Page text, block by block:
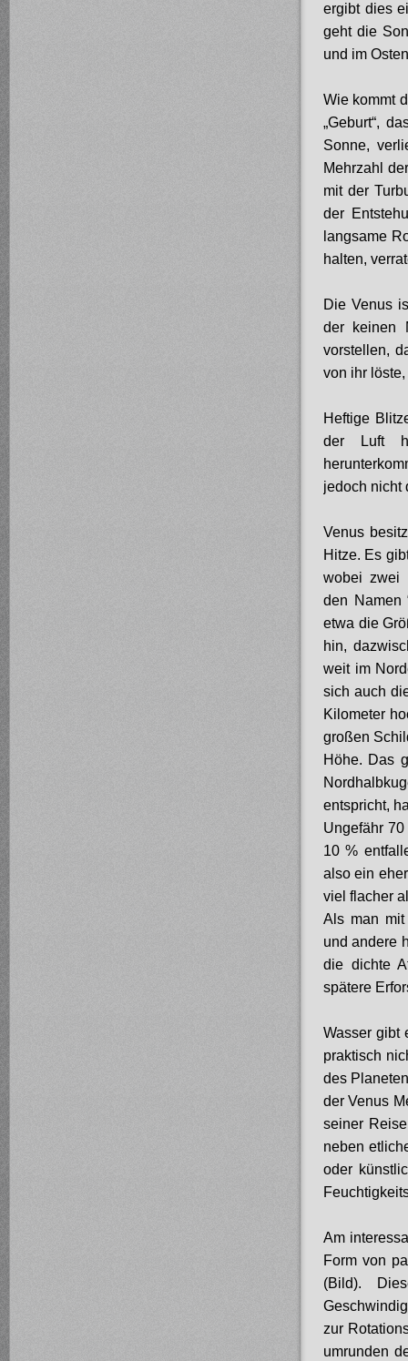
ergibt dies
geht die
und im
Wie kommt
„Geburt“,
Sonne,
Mehrzahl
mit der
der
langsame
halten,
Die Venus
der keinen
vorstellen,
von ihr
Heftige
der Luft
jedoch nicht
Venus
Hitze. Es
wobei zwei
den Namen
etwa die
hin,
weit im
sich auch
Kilometer
großen
Höhe. Das
entspricht,
Ungefähr
10 %
also ein
viel flacher
Als man mit
und andere
die dichte
spätere
Wasser gibt
praktisch
des
der Venus
seiner
neben
oder
Am
Form von
(Bild).
zur
umrunden